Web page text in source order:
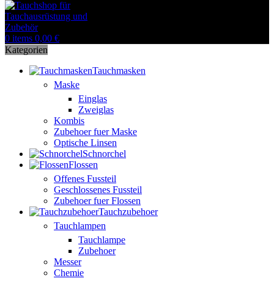
0 items 0,00 €
Kategorien
Tauchmasken
Maske
Einglas
Zweiglas
Kombis
Zubehoer fuer Maske
Optische Linsen
Schnorchel
Flossen
Offenes Fussteil
Geschlossenes Fussteil
Zubehoer fuer Flossen
Tauchzubehoer
Tauchlampen
Tauchlampe
Zubehoer
Messer
Chemie